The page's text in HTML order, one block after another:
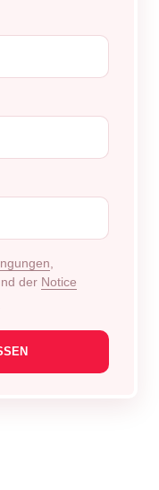
,
der Notice